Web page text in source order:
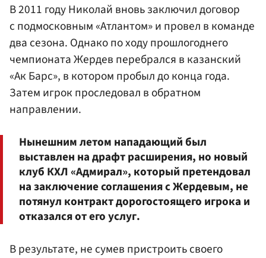
В 2011 году Николай вновь заключил договор
с подмосковным «Атлантом» и провел в команде
два сезона. Однако по ходу прошлогоднего
чемпионата Жердев перебрался в казанский
«Ак Барс», в котором пробыл до конца года.
Затем игрок проследовал в обратном
направлении.
Нынешним летом нападающий был
выставлен на драфт расширения, но новый
клуб КХЛ «Адмирал», который претендовал
на заключение соглашения с Жердевым, не
потянул контракт дорогостоящего игрока и
отказался от его услуг.
В результате, не сумев пристроить своего